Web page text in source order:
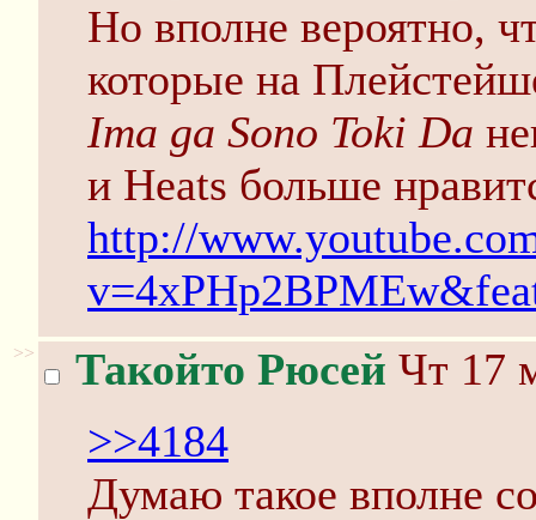
Но вполне вероятно,
которые на
Ima ga Sono Toki Da
и Heats больше
http://
>> Такойто Рюсей Чт 17
>>4184
Думаю такое вполне